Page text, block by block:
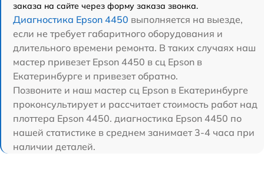
заказа на сайте через форму заказа звонка.
Диагностика Epson 4450 выполняется на выезде,
если не требует габаритного оборудования и
длительного времени ремонта. В таких случаях наш
мастер привезет Epson 4450 в сц Epson в
Екатеринбурге и привезет обратно.
Позвоните и наш мастер сц Epson в Екатеринбурге
проконсультирует и рассчитает стоимость работ над
плоттера Epson 4450. диагностика Epson 4450 по
нашей статистике в среднем занимает 3-4 часа при
наличии деталей.